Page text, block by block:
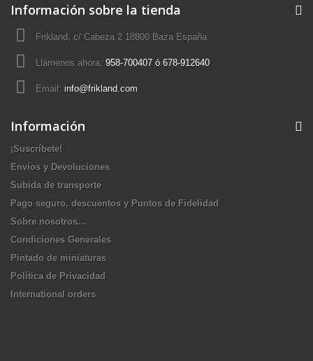
Información sobre la tienda
Frikland, c/ Cabeza 2 18800 Baza España
Llámenos ahora: 958-700407 ó 678-912640
Email: info@frikland.com
Información
¡Suscríbete!
Envíos y Devoluciones
Subida de transporte
Pago seguro, descuentos y Puntos de Fidelidad
Sobre nosotros...
Condiciones Generales
Pintado de miniaturas
Política de Privacidad
International orders